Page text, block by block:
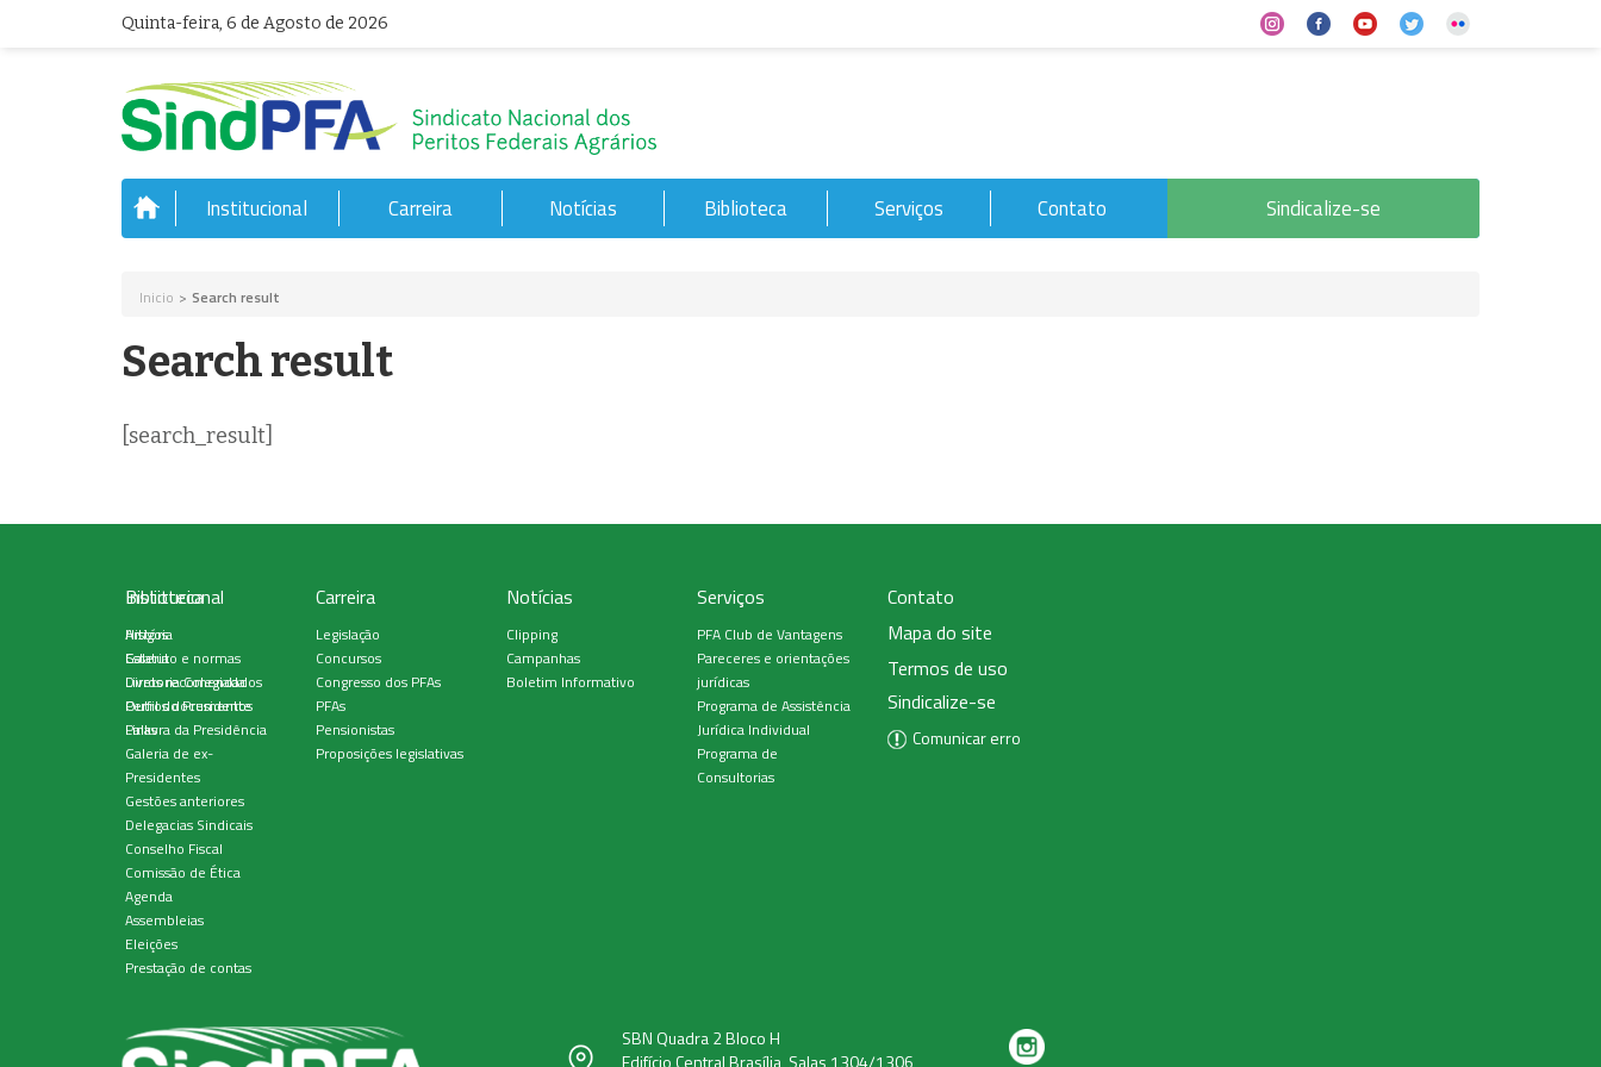
Quinta-feira, 6 de Agosto de 2026
Institucional Carreira Notícias Biblioteca Serviços Contato Sindicalize-se
Inicio > Search result
Search result
[search_result]
Institucional
História
Estatuto e normas
Diretoria Colegiada
Perfil do Presidente
Palavra da Presidência
Galeria de ex-
Presidentes
Gestões anteriores
Delegacias Sindicais
Conselho Fiscal
Comissão de Ética
Agenda
Assembleias
Eleições
Prestação de contas
Carreira
Legislação
Concursos
Congresso dos PFAs
PFAs
Pensionistas
Proposições legislativas
Notícias
Clipping
Campanhas
Boletim Informativo
Biblioteca
Artigos
Galeria
Livros recomendados
Outros documentos
Links
Serviços
PFA Club de Vantagens
Pareceres e orientações
jurídicas
Programa de Assistência
Jurídica Individual
Programa de
Consultorias
Sindicalize-se
Mapa do site
Termos de uso
Contato
Comunicar erro
SBN Quadra 2 Bloco H
Edifício Central Brasília, Salas 1304/1306